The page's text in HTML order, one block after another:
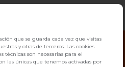
que se guarda cada vez que visitas
y otras de terceros. Las cookies
técnicas son necesarias para el
las únicas que tenemos activadas por